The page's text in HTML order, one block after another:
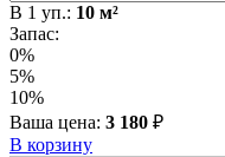
В 1 уп.: 10 м²
Запас:
0%
5%
10%
Ваша цена: 3 180 ₽
В корзину